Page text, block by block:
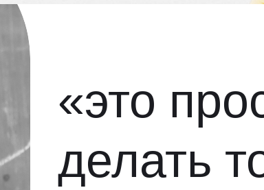
«это
делать